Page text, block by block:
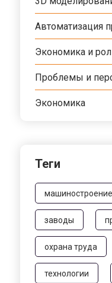
Автоматизация
Экономика и
Проблемы и
Экономика
Теги
машиностроение
заводы
охрана труда
технологии